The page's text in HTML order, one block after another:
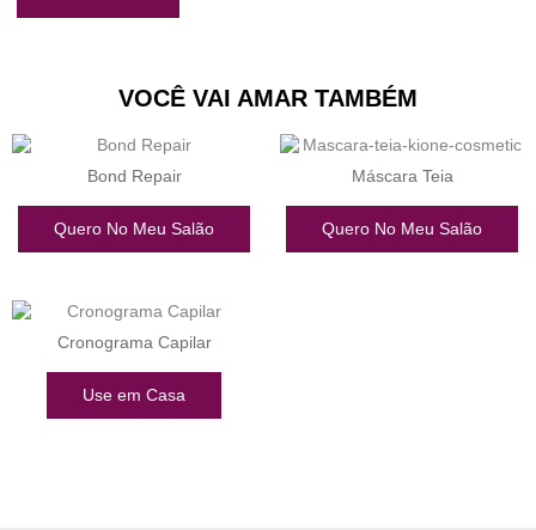
VOCÊ VAI AMAR TAMBÉM
Bond Repair
Quero No Meu Salão
Máscara Teia
Quero No Meu Salão
Cronograma Capilar
Use em Casa